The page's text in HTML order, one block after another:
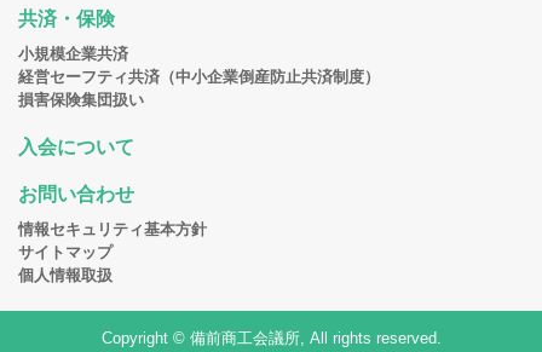
共済・保険
小規模企業共済
経営セーフティ共済（中小企業倒産防止共済制度）
損害保険集団扱い
入会について
お問い合わせ
情報セキュリティ基本方針
サイトマップ
個人情報取扱
Copyright © 備前商工会議所, All rights reserved.